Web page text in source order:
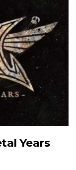
Years